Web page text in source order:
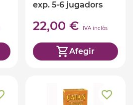
exp. 5-6 jugadors
22,00 € IVA inclòs
Afegir